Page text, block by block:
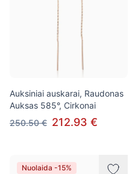
Auksiniai auskarai, Raudonas
Auksas 585°, Cirkonai
250.50 € 212.93 €
Nuolaida -15%